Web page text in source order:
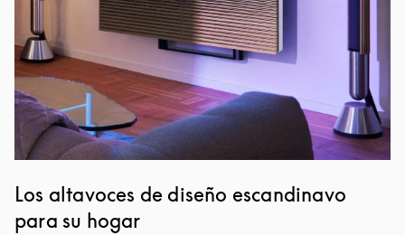
Los altavoces de diseño escandinavo
para su hogar